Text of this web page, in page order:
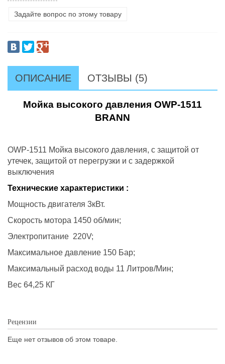
Задайте вопрос по этому товару
ОПИСАНИЕ ОТЗЫВЫ (5)
Мойка высокого давления OWP-1511
BRANN
OWP-1511 Мойка высокого давления, с защитой от
утечек, защитой от перегрузки и с задержкой
выключения
Технические характеристики :
Мощность двигателя 3кВт.
Скорость мотора 1450 об/мин;
Электропитание 220V;
Максимальное давление 150 Бар;
Максимальный расход воды 11 Литров/Мин;
Вес 64,25 КГ
Рецензии
Еще нет отзывов об этом товаре.